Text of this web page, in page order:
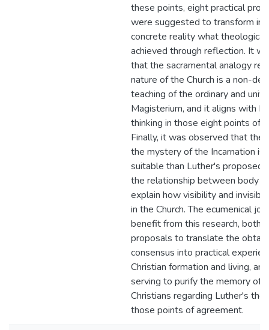
these points, eight practical
were suggested to transform
concrete reality what theological
achieved through reflection. It
that the sacramental analogy
nature of the Church is a non-
teaching of the ordinary and
Magisterium, and it aligns with
thinking in those eight points of
Finally, it was observed that the
the mystery of the Incarnation is
suitable than Luther's proposed
the relationship between body
explain how visibility and
in the Church. The ecumenical
benefit from this research, both
proposals to translate the
consensus into practical
Christian formation and living,
serving to purify the memory of
Christians regarding Luther's
those points of agreement.